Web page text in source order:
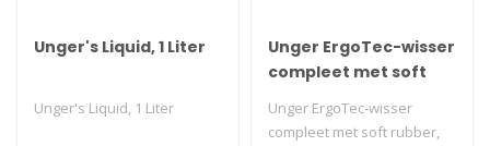
Unger's Liquid, 1 Liter
Unger's Liquid, 1 Liter
Unger ErgoTec-wisser
compleet met soft
Unger ErgoTec-wisser
compleet met soft rubber,